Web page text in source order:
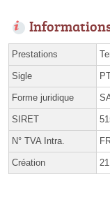
Prestations
Sigle
Forme juridique
SIRET
N° TVA Intra.
Création